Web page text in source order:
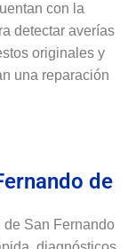
con la
detectar averías
originales y
una reparación
de
de San Fernando